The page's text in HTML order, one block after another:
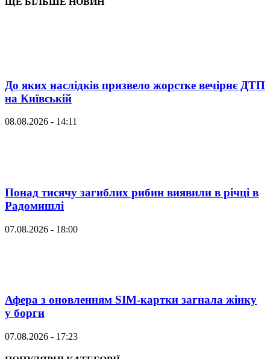
До яких наслідків призвело жорстке вечірнє ДТП
на Київській
08.08.2026 - 14:11
Понад тисячу загиблих рибин виявили в річці в
Радомишлі
07.08.2026 - 18:00
Афера з оновленням SIM-картки загнала жінку
у борги
07.08.2026 - 17:23